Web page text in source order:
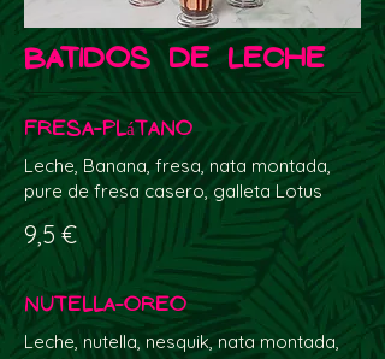
BATIDOS DE LECHE
Fresa-Plátano
Leche, Banana, fresa, nata montada,
pure de fresa casero, galleta Lotus
9,5 €
Nutella-Oreo
Leche, nutella, nesquik, nata montada,